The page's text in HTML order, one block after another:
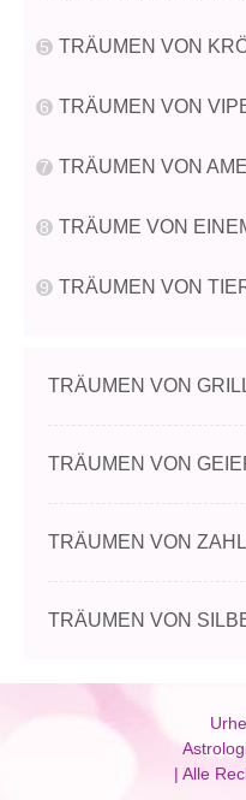
TRÄUMEN VON
TRÄUMEN VON
TRÄUMEN VON
TRÄUME VON
TRÄUMEN VON
TRÄUMEN VON
TRÄUMEN VON
TRÄUMEN VON
TRÄUMEN VON
| Alle